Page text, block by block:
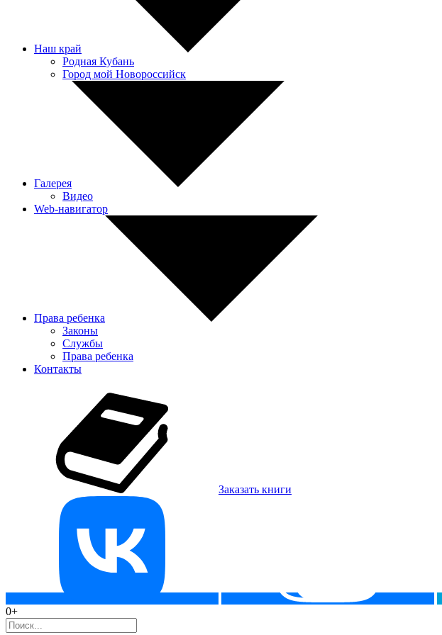
Наш край
Родная Кубань
Город мой Новороссийск
Галерея
Видео
Web-навигатор
Права ребенка
Законы
Службы
Права ребенка
Контакты
Заказать книги
0+